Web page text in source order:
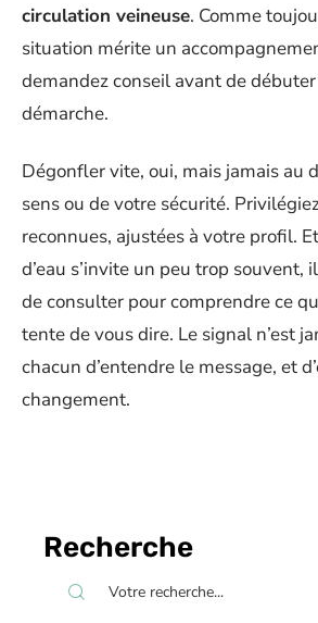
circulation veineuse. Comme
situation mérite un
demandez conseil avant de
démarche.
Dégonfler vite, oui, mais jamais au
sens ou de votre sécurité.
reconnues, ajustées à votre profil.
d’eau s’invite un peu trop souvent,
de consulter pour comprendre ce
tente de vous dire. Le signal n’est
chacun d’entendre le message, et
changement.
Recherche